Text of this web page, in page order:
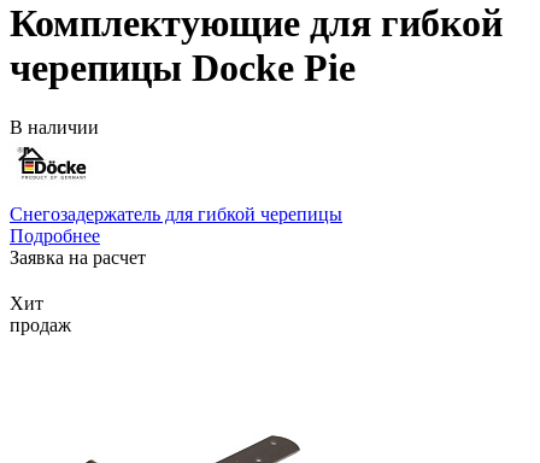
Комплектующие для гибкой
черепицы Docke Pie
В наличии
Снегозадержатель для гибкой черепицы
Подробнее
Заявка на расчет
Хит
продаж